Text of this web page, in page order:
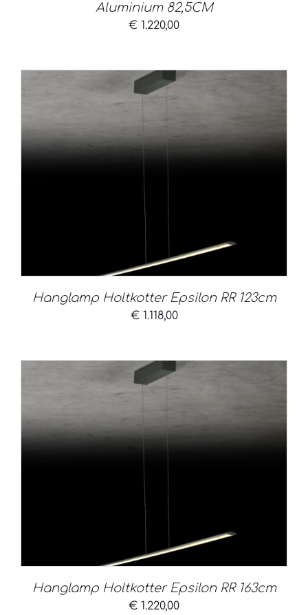
Aluminium 82,5CM
€ 1.220,00
Hanglamp Holtkotter Epsilon RR 123cm
€1.118,00
Hanglamp Holtkotter Epsilon RR 163cm
€ 1.220,00